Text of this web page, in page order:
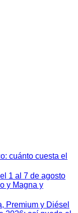
cuánto cuesta el
1 al 7 de agosto
y Magna y
Premium y Diésel